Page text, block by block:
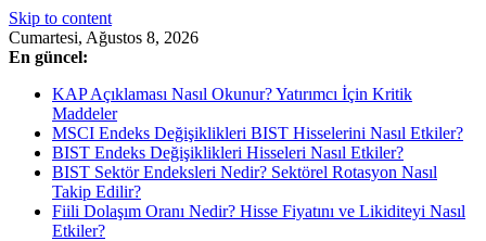
Skip to content
Cumartesi, Ağustos 8, 2026
En güncel:
KAP Açıklaması Nasıl Okunur? Yatırımcı İçin Kritik
Maddeler
MSCI Endeks Değişiklikleri BIST Hisselerini Nasıl Etkiler?
BIST Endeks Değişiklikleri Hisseleri Nasıl Etkiler?
BIST Sektör Endeksleri Nedir? Sektörel Rotasyon Nasıl
Takip Edilir?
Fiili Dolaşım Oranı Nedir? Hisse Fiyatını ve Likiditeyi Nasıl
Etkiler?